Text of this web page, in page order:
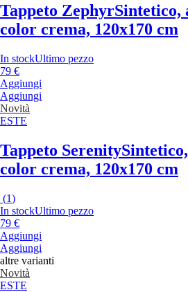
Tappeto ZephyrSintetico,
color crema, 120x170 cm
In stockUltimo pezzo
79 €
Aggiungi
Aggiungi
Novità
ESTE
Tappeto Serenity
color crema, 120x170 cm
(1)
In stockUltimo pezzo
79 €
Aggiungi
Aggiungi
altre varianti
Novità
ESTE